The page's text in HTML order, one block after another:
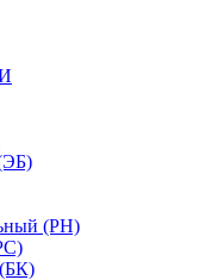
(РН)